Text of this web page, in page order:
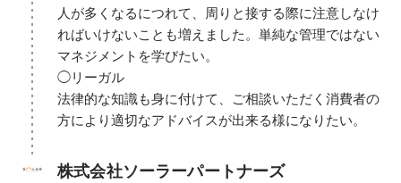
人が多くなるにつれて、周りと接する際に注意しなけ
ればいけないことも増えました。単純な管理ではない
マネジメントを学びたい。
◯リーガル
法律的な知識も身に付けて、ご相談いただく消費者の
方により適切なアドバイスが出来る様になりたい。
株式会社ソーラーパートナーズ